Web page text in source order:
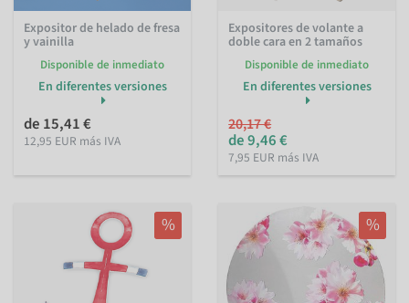
Expositor de helado de fresa
y vainilla
Disponible de inmediato
En diferentes versiones
de 15,41 €
12,95 EUR más IVA
Expositores de volante a
doble cara en 2 tamaños
Disponible de inmediato
En diferentes versiones
20,17 €
de 9,46 €
7,95 EUR más IVA
% %